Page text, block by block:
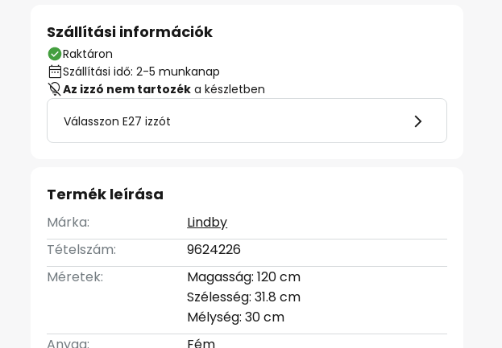
Szállítási információk
Raktáron
Szállítási idő: 2-5 munkanap
Az izzó nem tartozék a készletben
Válasszon E27 izzót
Termék leírása
Márka:
Lindby
Tételszám:
9624226
Méretek:
Magasság: 120 cm
Szélesség: 31.8 cm
Mélység: 30 cm